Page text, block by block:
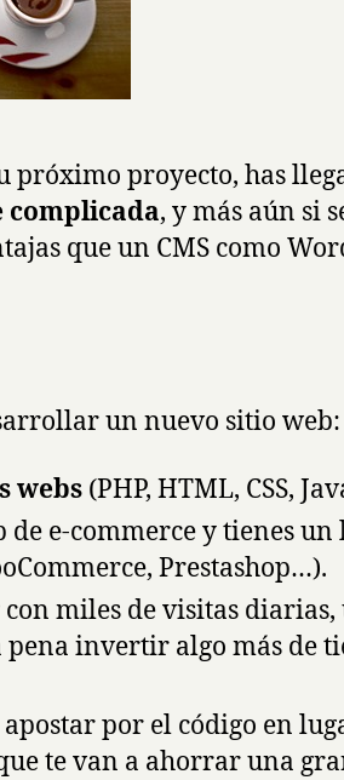
próximo proyecto, has
complicada, y más aún si
que un CMS como
un nuevo sitio web:
webs (PHP, HTML, CSS,
e-commerce y tienes
Prestashop…).
miles de visitas diarias,
invertir algo más de
por el código en
te van a ahorrar una